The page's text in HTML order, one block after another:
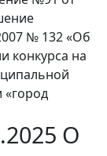
№ 132 «Об
конкурса на
О